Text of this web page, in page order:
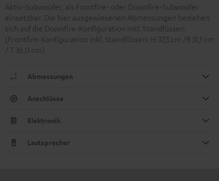
Aktiv-Subwoofer, als Frontfire- oder Downfire-Subwoofer
einsetzbar. Die hier ausgewiesenen Abmessungen beziehen
sich auf die Downfire-Konfiguration inkl. Standfüssen
(Frontfire-Konfiguration inkl. Standfüssen: H 37,3 cm /B 31,1 cm
/ T 36,0 cm)
Abmessungen
Anschlüsse
Elektronik
Lautsprecher